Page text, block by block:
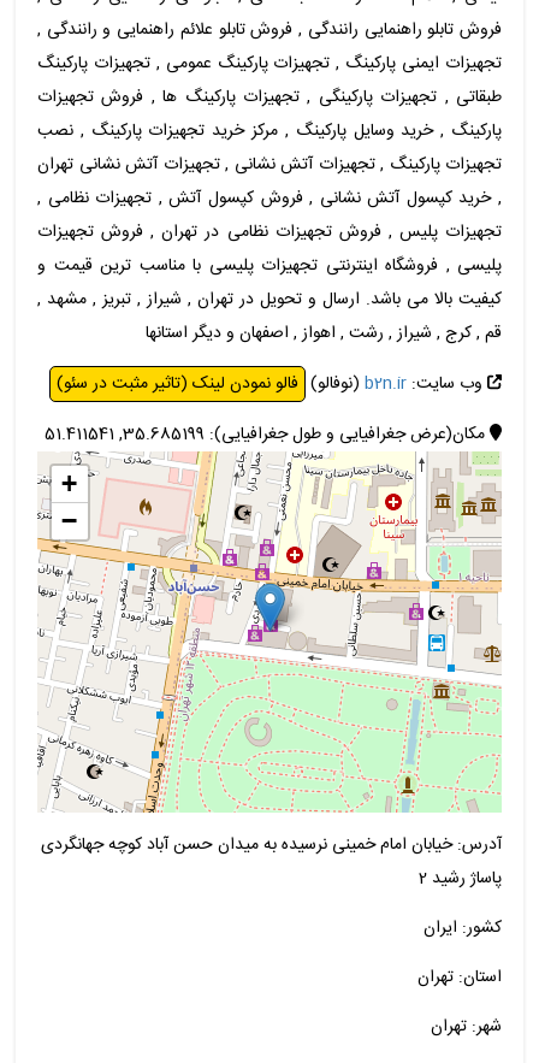
فروش تابلو راهنمایی رانندگی , فروش تابلو علائم راهنمایی و رانندگی ,
تجهیزات ایمنی پارکینگ , تجهیزات پارکینگ عمومی , تجهیزات پارکینگ
طبقاتی , تجهیزات پارکینگی , تجهیزات پارکینگ ها , فروش تجهیزات
پارکینگ , خرید وسایل پارکینگ , مرکز خرید تجهیزات پارکینگ , نصب
تجهیزات پارکینگ , تجهیزات آتش نشانی , تجهیزات آتش نشانی تهران
, خرید کپسول آتش نشانی , فروش کپسول آتش , تجهیزات نظامی ,
تجهیزات پلیس , فروش تجهیزات نظامی در تهران , فروش تجهیزات
پلیسی , فروشگاه اینترنتی تجهیزات پلیسی با مناسب ترین قیمت و
کیفیت بالا می باشد. ارسال و تحویل در تهران , شیراز , تبریز , مشهد ,
قم , کرج , شیراز , رشت , اهواز , اصفهان و دیگر استانها
وب سایت:b2n.ir (نوفالو) فالو نمودن لینک (تاثیر مثبت در سئو)
مکان(عرض جغرافیایی و طول جغرافیایی): 35.685199, 51.411541
+
−
آدرس: خیابان امام خمینی نرسیده به میدان حسن آباد کوچه جهانگردی
پاساژ رشید 2
کشور: ایران
استان: تهران
شهر: تهران